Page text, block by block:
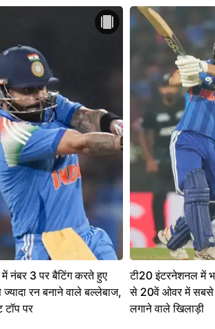
नंबर 3 पर बैटिंग करते हुए
रन बनाने वाले बल्लेबाज,
टॉप पर
टी20 इंटरनेशनल में
से 20वें ओवर में सबसे
लगाने वाले खिलाड़ी